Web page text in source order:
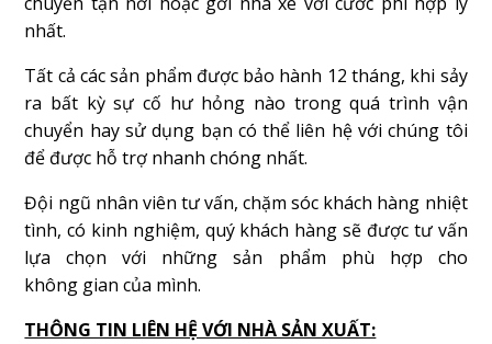
nhất.
Tất cả các sản phẩm được bảo hành 12 tháng, khi sảy
ra bất kỳ sự cố hư hỏng nào trong quá trình vận
chuyển hay sử dụng bạn có thể liên hệ với chúng tôi
để được hỗ trợ nhanh chóng nhất.
Đội ngũ nhân viên tư vấn, chặm sóc khách hàng nhiệt
tình, có kinh nghiệm, quý khách hàng sẽ được tư vấn
lựa chọn với những sản phẩm phù hợp cho
không gian của mình.
THÔNG TIN LIÊN HỆ VỚI NHÀ SẢN XUẤT: